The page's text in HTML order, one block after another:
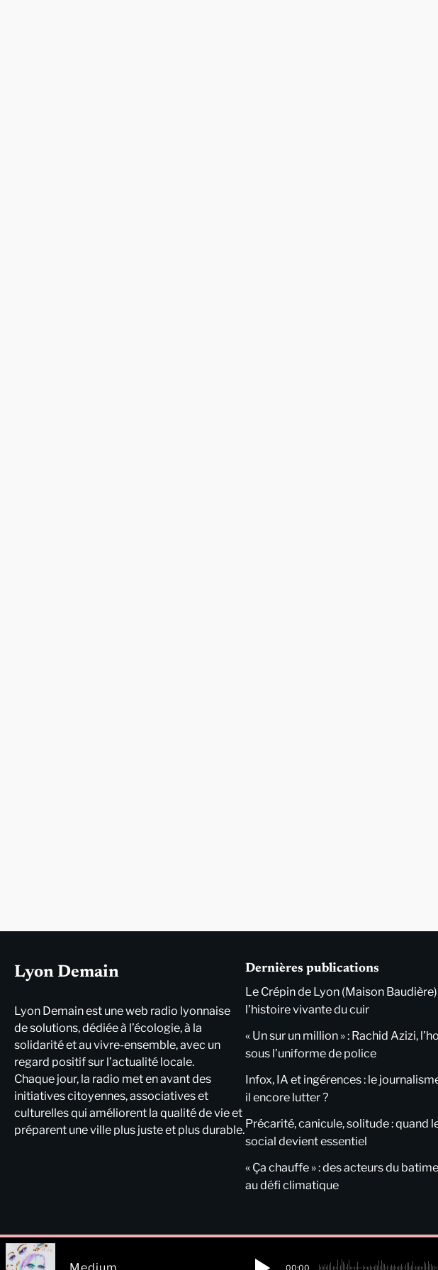
Lyon Demain
Lyon Demain est une web radio lyonnaise
de solutions, dédiée à l’écologie, à la
solidarité et au vivre-ensemble, avec un
regard positif sur l’actualité locale.
Chaque jour, la radio met en avant des
initiatives citoyennes, associatives et
culturelles qui améliorent la qualité de vie et
préparent une ville plus juste et plus durable.
Dernières publications
Le Crépin de Lyon (Maison Baudière)
l’histoire vivante du cuir
« Un sur un million » : Rachid Azizi,
sous l’uniforme de police
Infox, IA et ingérences : le
il encore lutter ?
Précarité, canicule, solitude : quand
social devient essentiel
« Ça chauffe » : des acteurs du
au défi climatique
00:00